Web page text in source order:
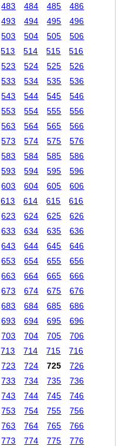
483 484 485
486
493 494 495
496
503 504 505
506
513 514 515
516
523 524 525
526
533 534 535
536
543 544 545
546
553 554 555
556
563 564 565
566
573 574 575
576
583 584 585
586
593 594 595
596
603 604 605
606
613 614 615
616
623 624 625
626
633 634 635
636
643 644 645
646
653 654 655
656
663 664 665
666
673 674 675
676
683 684 685
686
693 694 695
696
703 704 705
706
713 714 715
716
723 724 725
726
733 734 735
736
743 744 745
746
753 754 755
756
763 764 765
766
773 774 775
776